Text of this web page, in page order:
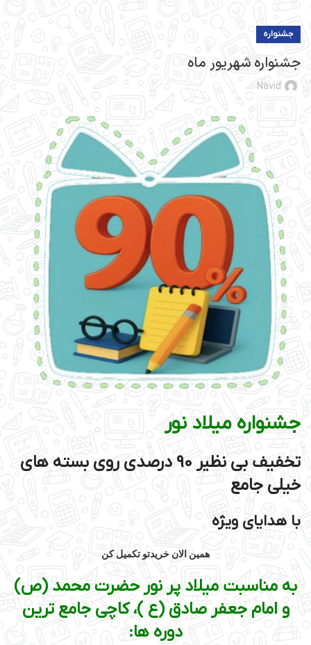
جشنواره
جشنواره شهریور ماه
Navid
جشنواره میلاد نور
تخفیف بی نظیر 90 درصدی روی بسته های
خیلی جامع
با هدایای ویژه
همین الان خریدتو تکمیل کن
به مناسبت میلاد پر نور حضرت محمد (ص)
و امام جعفر صادق (ع )، کاچی جامع ترین
دوره ها: